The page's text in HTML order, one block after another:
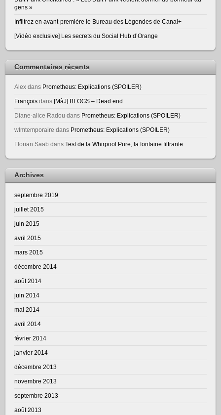
gens »
Infiltrez en avant-première le Bureau des Légendes de Canal+
[Vidéo exclusive] Les secrets du Social Hub d’Orange
Commentaires récents
Alex dans Prometheus: Explications (SPOILER)
François dans [MàJ] BLOGS – Dead end
Diane-alice Radou dans Prometheus: Explications (SPOILER)
wlmtemporaire dans Prometheus: Explications (SPOILER)
Florian Saab dansTest de la Whirpool Pure, la fontaine filtrante
Archives
septembre 2019
juillet 2015
juin 2015
avril 2015
mars 2015
décembre 2014
août 2014
juin 2014
mai 2014
avril 2014
février 2014
janvier 2014
décembre 2013
novembre 2013
septembre 2013
août 2013